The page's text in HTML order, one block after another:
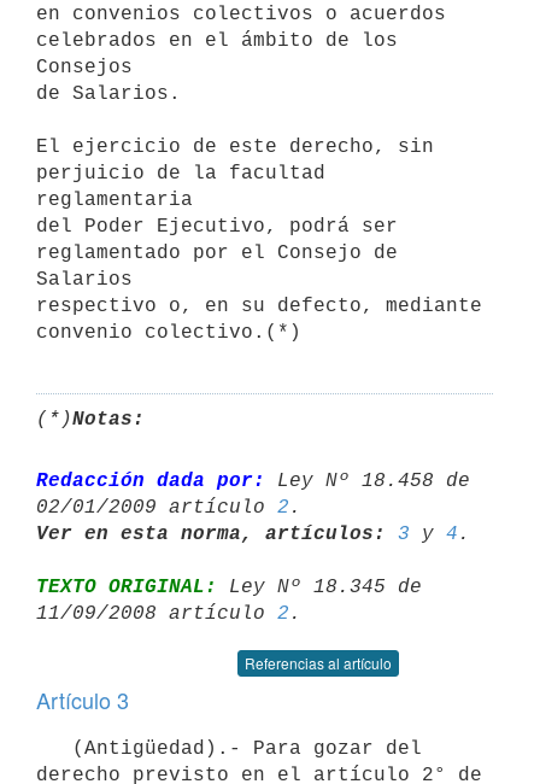
en convenios colectivos o acuerdos
celebrados en el ámbito de los
Consejos
de Salarios.
El ejercicio de este derecho, sin
perjuicio de la facultad
reglamentaria
del Poder Ejecutivo, podrá ser
reglamentado por el Consejo de
Salarios
respectivo o, en su defecto, mediante
(*)Notas:
Redacción dada por:
Ley Nº 18.458 de
02/01/2009 artículo 2
Ver en esta norma, artículos:
3 y 4
TEXTO ORIGINAL:
Ley Nº 18.345 de
11/09/2008 artículo 2
Referencias al artículo
Artículo 3
derecho previsto en el artículo 2° de